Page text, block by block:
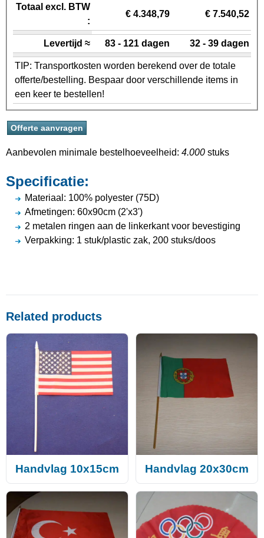
Totaal excl. BTW
:
€ 4.348,79 € 7.540,52
Levertijd ≈ 83 - 121 dagen 32 - 39 dagen
TIP: Transportkosten worden berekend over de totale
offerte/bestelling. Bespaar door verschillende items in
een keer te bestellen!
Aanbevolen minimale bestelhoeveelheid: 4.000 stuks
Specificatie:
Materiaal: 100% polyester (75D)
Afmetingen: 60x90cm (2'x3')
2 metalen ringen aan de linkerkant voor bevestiging
Verpakking: 1 stuk/plastic zak, 200 stuks/doos
Related products
Handvlag 10x15cm Handvlag 20x30cm